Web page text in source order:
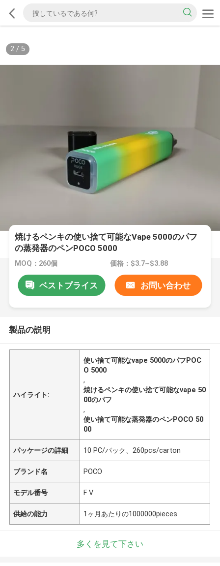
2/ 5
焼けるペンキの使い捨て可能なVape 5000のパフ
の蒸発器のペンPOCO 5000
MOQ：260個 価格：$3.7~$3.88
ベストプライス お問い合わせ
製品の説明
ハイライト:
使い捨て可能なvape 5000のパフPOC
O 5000
,
焼けるペンキの使い捨て可能なvape 50
00のパフ
,
使い捨て可能な蒸発器のペンPOCO 50
00
パッケージの詳細 10 PC/パック、260pcs/carton
ブランド名 POCO
モデル番号 F V
供給の能力 1ヶ月あたりの1000000pieces
多くを見て下さい